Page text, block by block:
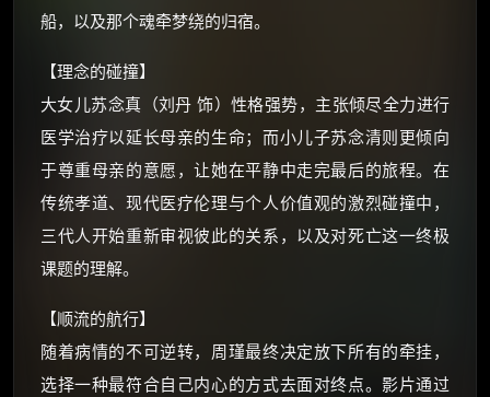
船，以及那个魂牵梦绕的归宿。
【理念的碰撞】
大女儿苏念真（刘丹 饰）性格强势，主张倾尽全力进行
医学治疗以延长母亲的生命；而小儿子苏念清则更倾向
于尊重母亲的意愿，让她在平静中走完最后的旅程。在
传统孝道、现代医疗伦理与个人价值观的激烈碰撞中，
三代人开始重新审视彼此的关系，以及对死亡这一终极
课题的理解。
【顺流的航行】
随着病情的不可逆转，周瑾最终决定放下所有的牵挂，
选择一种最符合自己内心的方式去面对终点。影片通过
如夸克12个月送14天 最低75元！
优惠券、活动红包，每日可领。
⚡ 前往【大淘客】领红包
☕ 海外大侠？通过 Ko-fi 赐茶